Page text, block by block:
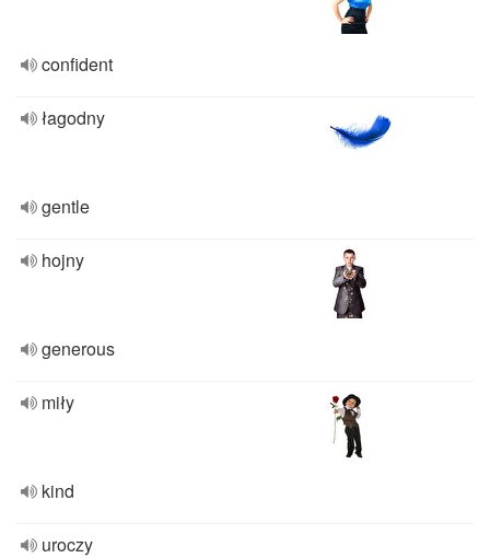
confident
łagodny
gentle
hojny
generous
miły
kind
uroczy